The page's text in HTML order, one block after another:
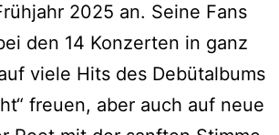
2025 an. Seine Fans
den 14 Konzerten in ganz
viele Hits des Debütalbums
freuen, aber auch auf neue